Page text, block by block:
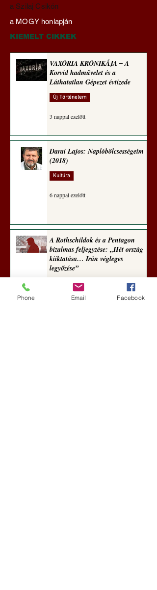
A háború kisiklott, a
diplomáciának nem
maradt tere (Alastair
Crooke jegyzete)
a Szilaj Csikón
a MOGY honlapján
KIEMELT CIKKEK
VAXÓRIA KRÓNIKÁJA ‒ A
Korvid hadművelet és a
Láthatatlan Gépezet évtizede
Új Történelem
3 nappal ezelőtt
Darai Lajos: Naplóbölcsességeim
(2018)
Kultúra
6 nappal ezelőtt
A Rothschildok és a Pentagon
bizalmas feljegyzése: „Hét ország
kiiktatása… Irán végleges
legyőzése”
Új Történelem
7 nappal ezelőtt
Phone Email Facebook